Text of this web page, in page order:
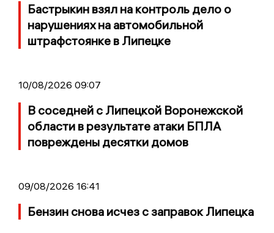
Бастрыкин взял на контроль дело о
нарушениях на автомобильной
штрафстоянке в Липецке
10/08/2026 09:07
В соседней с Липецкой Воронежской
области в результате атаки БПЛА
повреждены десятки домов
09/08/2026 16:41
Бензин снова исчез с заправок Липецка